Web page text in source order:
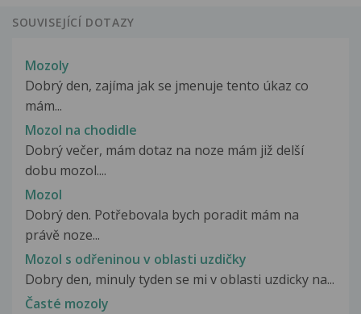
SOUVISEJÍCÍ DOTAZY
Mozoly
Dobrý den, zajíma jak se jmenuje tento úkaz co
mám...
Mozol na chodidle
Dobrý večer, mám dotaz na noze mám již delší
dobu mozol....
Mozol
Dobrý den. Potřebovala bych poradit mám na
právě noze...
Mozol s odřeninou v oblasti uzdičky
Dobry den, minuly tyden se mi v oblasti uzdicky na...
Časté mozoly